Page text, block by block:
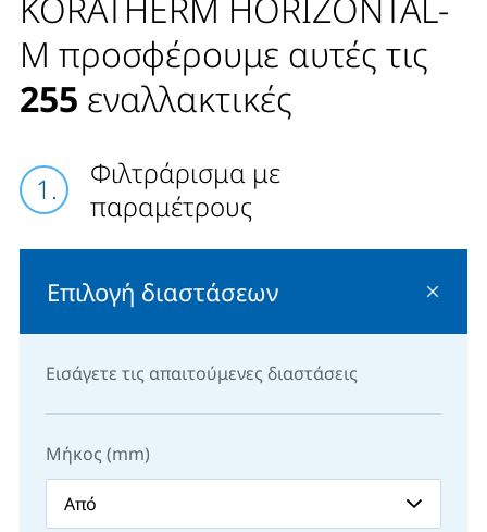
διακοσμητικών θερμαντικών σωμάτων KORATHERM.
KORATHERM HORIZONTAL-
M προσφέρουμε αυτές τις
255 εναλλακτικές
Φιλτράρισμα με
παραμέτρους
Επιλογή διαστάσεων
Εισάγετε τις απαιτούμενες διαστάσεις
Μήκος (mm)